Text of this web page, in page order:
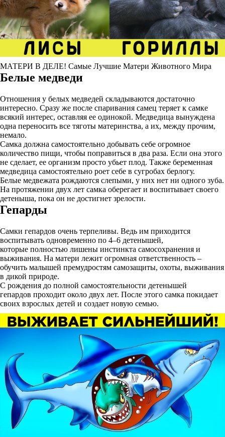
МАТЕРИ В ДЕЛЕ! Самые Лучшие Матери Животного Мира
Белые медведи
Отношения у белых медведей складываются достаточно
интересно. Сразу же после спаривания самец теряет к самке
всякий интерес, оставляя ее одинокой. Медведица вынуждена
одна переносить все тяготы материнства, а их, между прочим,
немало.
Самка должна самостоятельно добывать себе огромное
количество пищи, чтобы поправиться в два раза. Если она этого
не сделает, ее организм просто убьет плод. Также беременная
медведица самостоятельно роет себе в сугробах берлогу.
Белые медвежата рождаются слепыми, у них нет ни одного зуба.
На протяжении двух лет самка оберегает и воспитывает своего
детеныша, пока он не достигнет зрелости.
Гепарды
Самки гепардов очень терпеливы. Ведь им приходится
воспитывать одновременно по 4–6 детенышей,
которые полностью лишены инстинкта самосохранения и
выживания. На матери лежит огромная ответственность –
обучить малышей премудростям самозащиты, охоты, выживания
в дикой природе.
С рождения до полной самостоятельности детенышей
гепардов проходит около двух лет. После этого самка покидает
своих взрослых детей и создает новую семью.